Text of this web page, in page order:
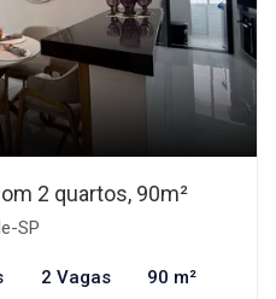
2 quartos, 90m²
SP
2 Vagas 90 m²